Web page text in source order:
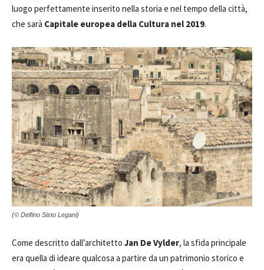
luogo perfettamente inserito nella storia e nel tempo della città,
che sarà Capitale europea della Cultura nel 2019.
(© Delfino Sisto Legani)
Come descritto dall’architetto Jan De Vylder, la sfida principale
era quella di ideare qualcosa a partire da un patrimonio storico e